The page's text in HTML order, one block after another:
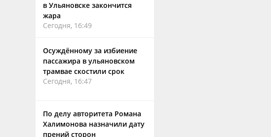
в Ульяновске закончится
жара
Сегодня, 16:49
Осуждённому за избиение
пассажира в ульяновском
трамвае скостили срок
Сегодня, 16:47
По делу авторитета Романа
Халимонова назначили дату
прений сторон